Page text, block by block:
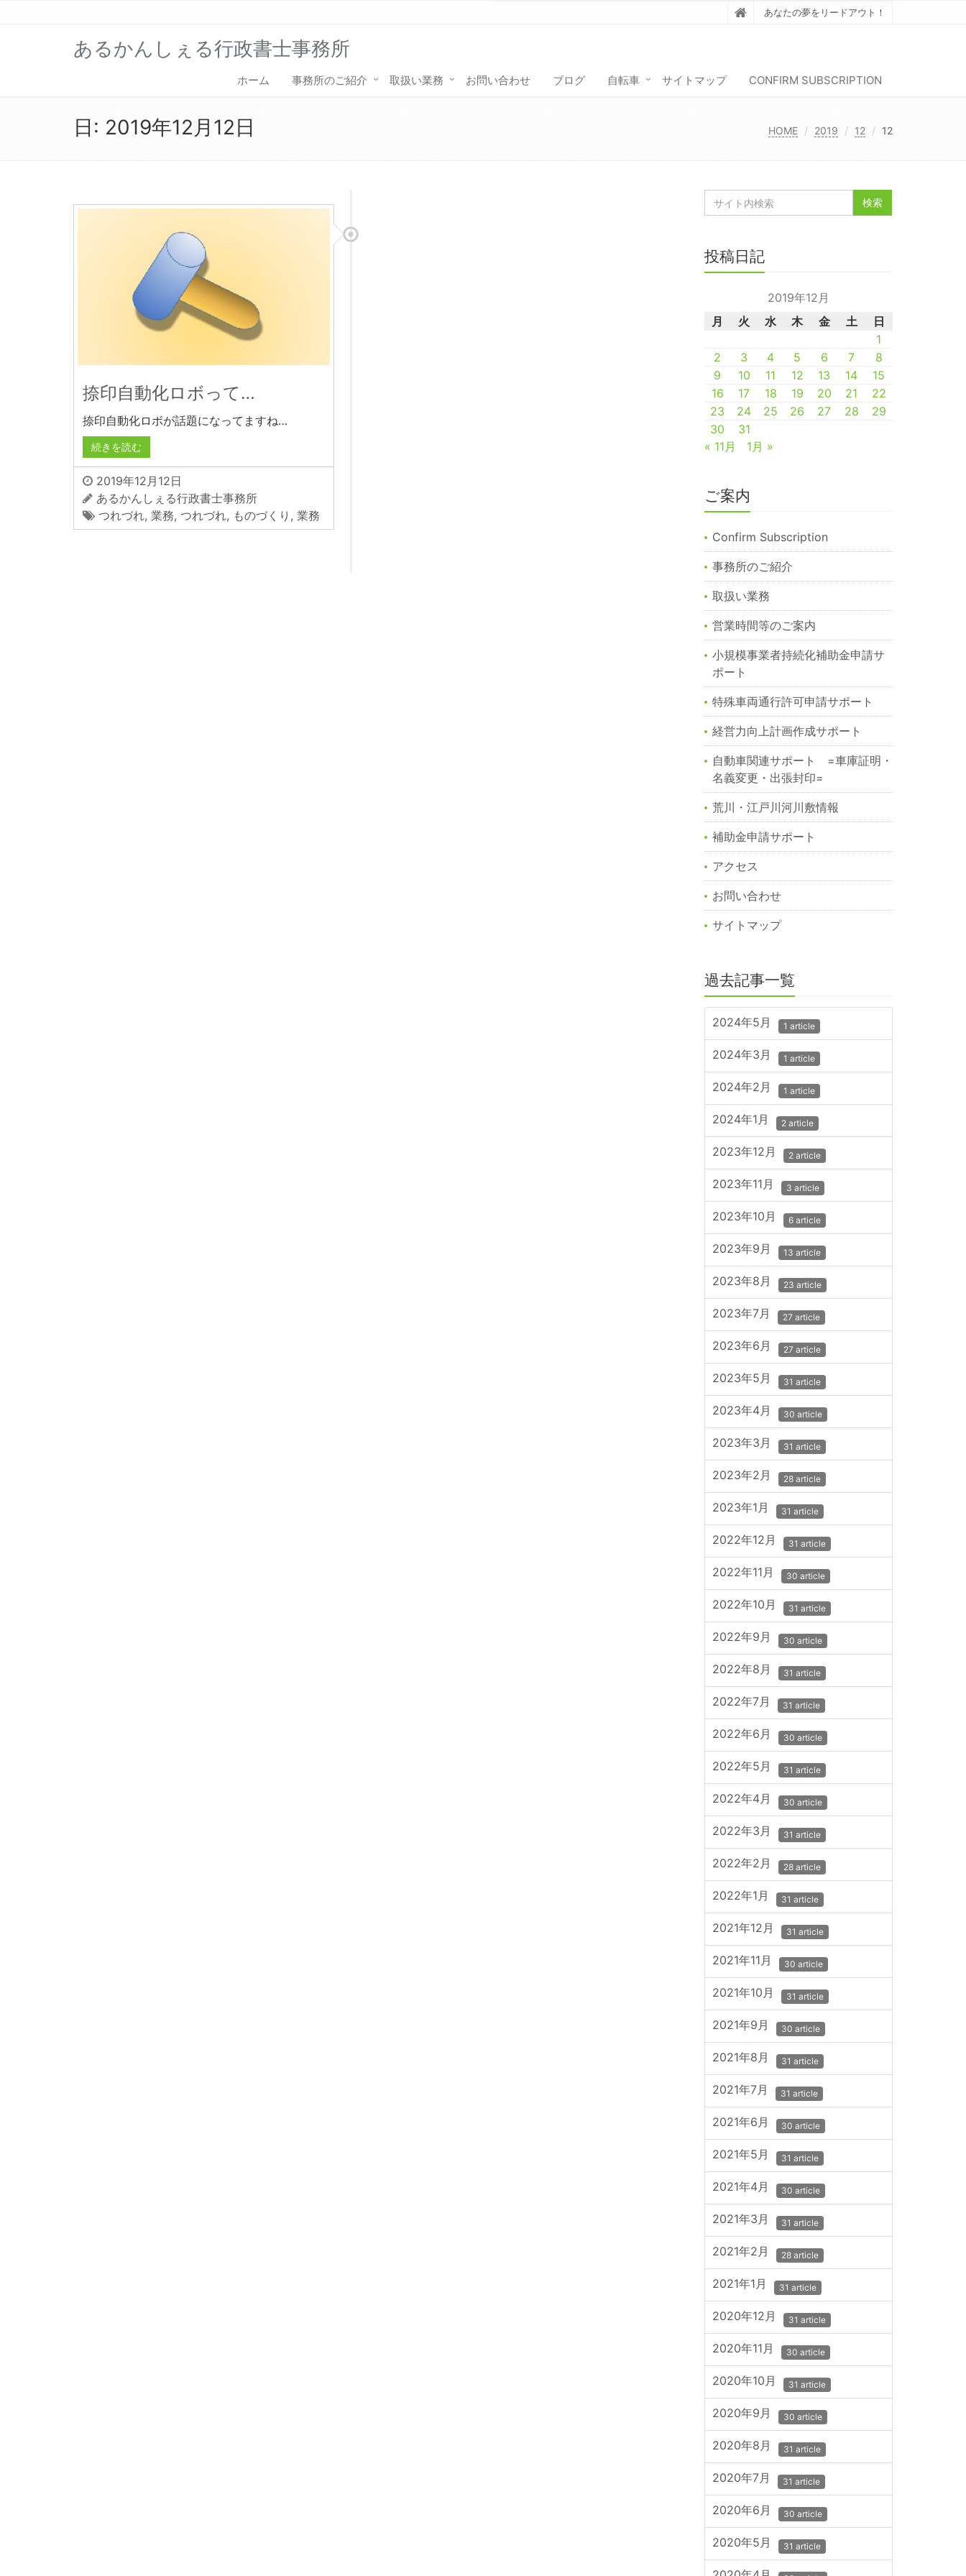
あなたの夢をリードアウト！
あるかんしぇる行政書士事務所
ホーム 事務所のご紹介 取扱い業務 お問い合わせ ブログ 自転車 サイトマップ CONFIRM SUBSCRIPTION
日: 2019年12月12日 HOME 2019 12 12
捺印自動化ロボって…
捺印自動化ロボが話題になってますね…
続きを読む
2019年12月12日
あるかんしぇる行政書士事務所
つれづれ, 業務, つれづれ, ものづくり , 業務
投稿日記
2019年12月
月
火 水 木 金 土
日
1
2
3 4 5 6 7
8
9
10 11 12 13 14
15
16
17 18 19 20 21
22
23
24 25 26 27 28
29
30
31
« 11月
1月 »
ご案内
Confirm Subscription
事務所のご紹介
取扱い業務
営業時間等のご案内
小規模事業者持続化補助金申請サ
ポート
特殊車両通行許可申請サポート
経営力向上計画作成サポート
自動車関連サポート =車庫証明・
名義変更・出張封印=
荒川・江戸川河川敷情報
補助金申請サポート
アクセス
お問い合わせ
サイトマップ
過去記事一覧
2024年5月 1 article
2024年3月 1 article
2024年2月 1 article
2024年1月 2 article
2023年12月 2 article
2023年11月 3 article
2023年10月 6 article
2023年9月 13 article
2023年8月 23 article
2023年7月 27 article
2023年6月 27 article
2023年5月 31 article
2023年4月 30 article
2023年3月 31 article
2023年2月 28 article
2023年1月 31 article
2022年12月 31 article
2022年11月 30 article
2022年10月 31 article
2022年9月 30 article
2022年8月 31 article
2022年7月 31 article
2022年6月 30 article
2022年5月 31 article
2022年4月 30 article
2022年3月 31 article
2022年2月 28 article
2022年1月 31 article
2021年12月 31 article
2021年11月 30 article
2021年10月 31 article
2021年9月 30 article
2021年8月 31 article
2021年7月 31 article
2021年6月 30 article
2021年5月 31 article
2021年4月 30 article
2021年3月 31 article
2021年2月 28 article
2021年1月 31 article
2020年12月 31 article
2020年11月 30 article
2020年10月 31 article
2020年9月 30 article
2020年8月 31 article
2020年7月 31 article
2020年6月 30 article
2020年5月 31 article